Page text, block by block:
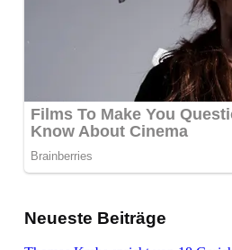
Neueste Beiträge